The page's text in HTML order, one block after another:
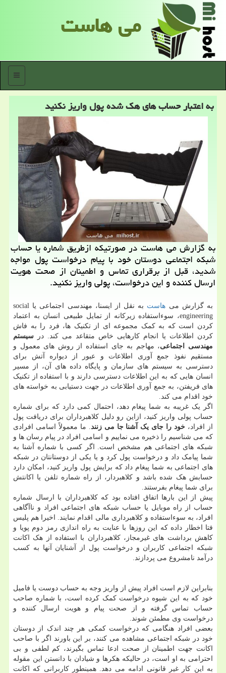
می هاست
منو
به اعتبار حساب های هك شده پول واریز نكنید
به گزارش می هاست در صورتیكه ازطریق شماره یا حساب
شبكه اجتماعی دوستان خود با پیام درخواست پول مواجه
شدید، قبل از برقراری تماس و اطمینان از صحت هویت
ارسال كننده و این درخواست، پولی واریز نكنید.
به گزارش می هاست
به نقل از ایسنا، مهندسی اجتماعی یا social
engineering، سوءاستفاده زیرکانه از تمایل طبیعی انسان به اعتماد
کردن است که به کمک مجموعه ای از تکنیک ها، فرد را به فاش
کردن اطلاعات یا انجام کارهایی خاص متقاعد می کند. در سیستم
مهندسی اجتماعی، مهاجم به جای استفاده از روش های معمول و
مستقیم نفوذ جمع آوری اطلاعات و عبور از دیواره آتش برای
دسترسی به سیستم های سازمان و پایگاه داده های آن، از مسیر
انسان هایی که به این اطلاعات دسترسی دارند و با استفاده از تکنیک
های فریفتن، به جمع آوری اطلاعات در جهت دستیابی به خواسته های
خود اقدام می کند.
اگر یک غریبه به شما پیغام دهد، احتمال کمی دارد که برای شماره
حساب پولی واریز کنید، ازاین رو دلیل کلاهبرداران برای دریافت پول
از افراد، خود را جای یک آشنا جا می زنند. ما معمولاً اسامی افرادی
که می شناسیم را ذخیره می نماییم و اسامی افراد در پیام رسان ها و
شبکه های اجتماعی هم مشخص است. اگر کسی با شماره آشنا به
شما پیامک داد و درخواست پول کرد و یا یکی از دوستانتان در شبکه
های اجتماعی به شما پیغام داد که برایش پول واریز کنید، امکان دارد
حسابش هک شده باشد و کلاهبردار، از راه شماره تلفن یا اکانتش
برای شما پیغام بفرستند.
پیش از این بارها اتفاق افتاده بود که کلاهبرداران با ارسال شماره
حساب از راه موبایل یا حساب شبکه های اجتماعی افراد و ناآگاهی
افراد، به سوءاستفاده و کلاهبرداری مالی اقدام نمایند. اخیرا هم پلیس
فتا اخطار داده که این روزها با عنایت به راه اندازی رمز دوم پویا و
کاهش برداشت های غیرمجاز، کلاهبرداران با استفاده از هک اکانت
شبکه اجتماعی کاربران و درخواست پول از آشنایان آنها به کسب
درآمد نامشروع می پردازند.
بنابراین لازم است افراد پیش از واریز وجه به حساب دوست یا فامیل
خود که به این شیوه درخواست کمک کرده است، با شماره صاحب
حساب تماس گرفته و از صحت پیام و هویت ارسال کننده و
درخواست وی مطمئن شوند.
بعضی افراد هنگامی که درخواست کمکی هر چند اندک از دوستان
خود در شبکه اجتماعی مشاهده می کنند، بر این باورند اگر با صاحب
اکانت جهت اطمینان از صحت ادعا تماس بگیرند، کم لطفی و بی
احترامی به او است، در حالیکه هکرها و شیادان با دانستن این مقوله
به این کار غیر قانونی ادامه می دهد. همینطور کاربرانی که اکانت